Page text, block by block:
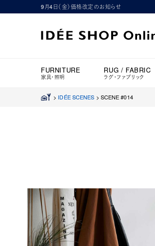
9月4日（金）価格改定のお知らせ
FURNITURE
家具・照明
RUG / FABRIC
ラグ・ファブリック
> IDÉE SCENES > SCENE #014